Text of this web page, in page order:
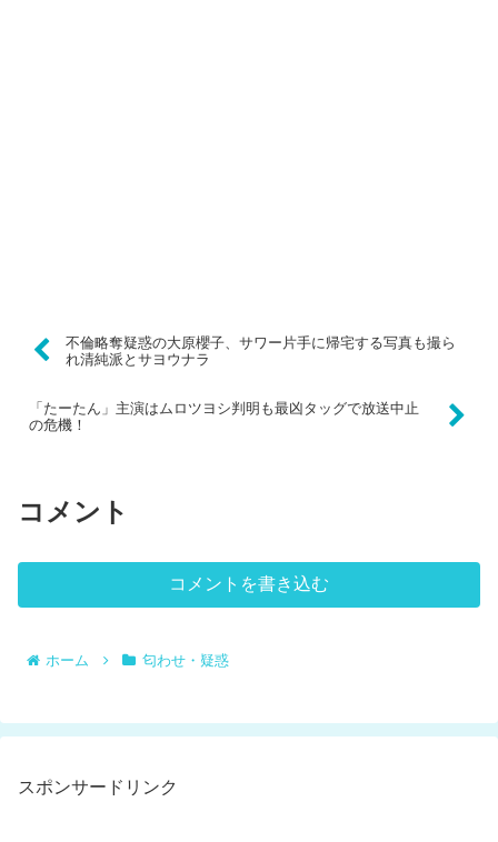
不倫略奪疑惑の大原櫻子、サワー片手に帰宅する写真も撮ら
れ清純派とサヨウナラ
「たーたん」主演はムロツヨシ判明も最凶タッグで放送中止
の危機！
コメント
コメントを書き込む
ホーム 匂わせ・疑惑
スポンサードリンク